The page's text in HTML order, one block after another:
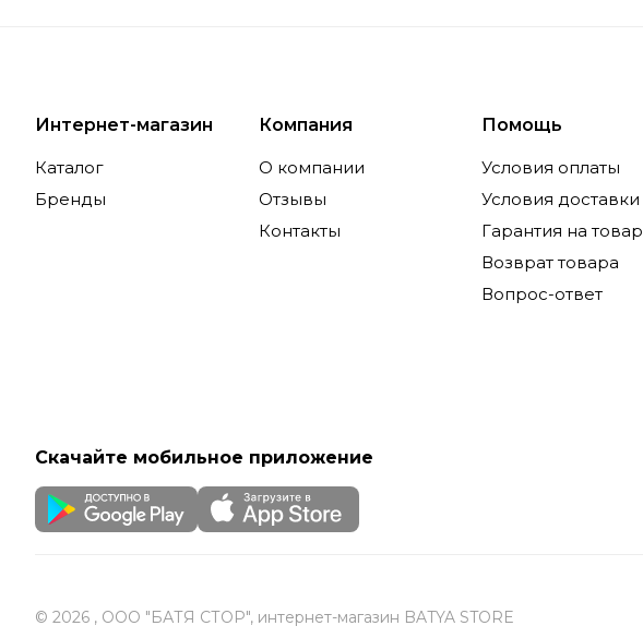
Интернет-магазин
Каталог
Бренды
Компания
О компании
Отзывы
Контакты
Помощь
Условия оплаты
Условия доставки
Гарантия на товар
Возврат товара
Вопрос-ответ
Скачайте мобильное приложение
© 2026 , ООО "БАТЯ СТОР", интернет-магазин BATYA STORE